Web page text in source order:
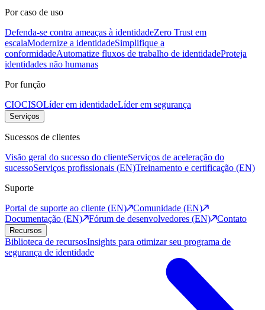
Por caso de uso
Defenda-se contra ameaças à identidadeZero Trust em
escalaModernize a identidadeSimplifique a
conformidadeAutomatize fluxos de trabalho de identidadeProteja
identidades não humanas
Por função
CIOCISOLíder em identidadeLíder em segurança
Serviços
Sucessos de clientes
Visão geral do sucesso do clienteServiços de aceleração do
sucessoServiços profissionais (EN)Treinamento e certificação (EN)
Suporte
Portal de suporte ao cliente (EN)
Comunidade (EN)
Documentação (EN)
Fórum de desenvolvedores (EN) Contato
Recursos
Biblioteca de recursosInsights para otimizar seu programa de
segurança de identidade